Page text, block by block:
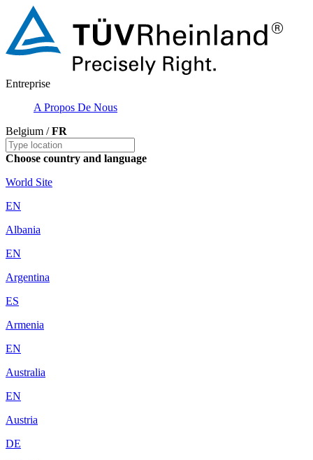
Entreprise
A Propos De Nous
Belgium /FR
Choose country and language
World Site
EN
Albania
EN
Argentina
ES
Armenia
EN
Australia
EN
Austria
DE